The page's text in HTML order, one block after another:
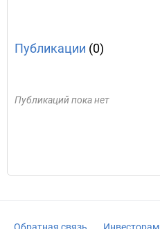
Публикации (0)
Публикаций пока нет